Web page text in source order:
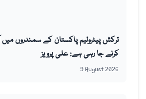
ترکش پیٹرولیم پاکستان کے سمندروں
کرنے جا رہی ہے: علی پرویز
9 August 2026